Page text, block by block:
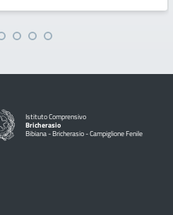
Istituto Comprensivo
Bricherasio
Bibiana - Bricherasio - Campiglione Fenile